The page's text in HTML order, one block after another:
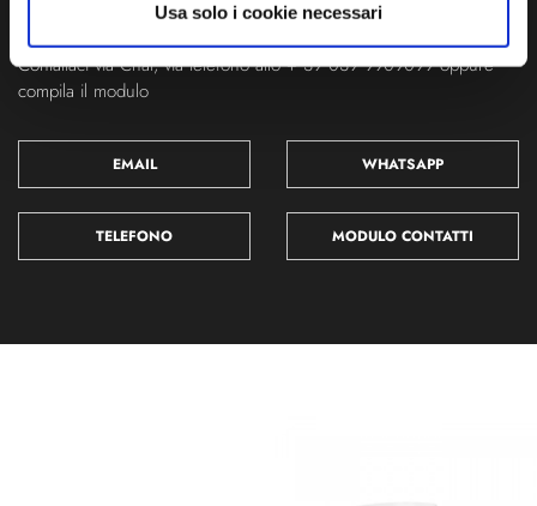
Usa solo i cookie necessari
Ti servono maggiori informazioni?
Contattaci via Chat, via telefono allo + 39 039 9909099 oppure
compila il modulo
EMAIL WHATSAPP
TELEFONO MODULO CONTATTI